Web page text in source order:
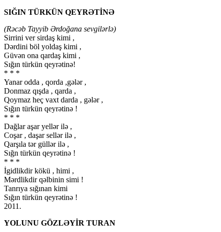
SIĞIN TÜRKÜN QEYRƏTİNƏ
(Rəcəb Tayyib Ərdoğana sevgilərlə)
Sirrini ver sirdaş kimi ,
Dərdini böl yoldaş kimi ,
Güvən ona qardaş kimi ,
Sığın türkün qeyrətinə!
* * *
Yanar odda , qorda ,gələr ,
Donmaz qışda , qarda ,
Qoymaz heç vaxt darda , gələr ,
Sığın türkün qeyrətinə !
* * *
Dağlar aşar yellər ilə ,
Coşar , daşar sellər ilə ,
Qarşıla tər güllər ilə ,
Sığn türkün qeyrətinə !
* * *
İgidlikdir kökü , himi ,
Mərdlikdir qəlbinin simi !
Tanrıya sığınan kimi
Sığın türkün qeyrətinə !
2011.
YOLUNU GÖZLƏYİR TURAN